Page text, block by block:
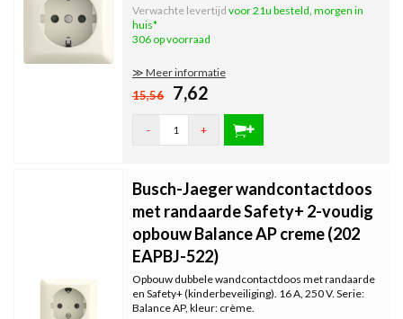
Verwachte levertijd voor 21u besteld, morgen in
huis*
306 op voorraad
≫ Meer informatie
15,56 7,62
- +
Busch-Jaeger wandcontactdoos
met randaarde Safety+ 2-voudig
opbouw Balance AP creme (202
EAPBJ-522)
Opbouw dubbele wandcontactdoos met randaarde
en Safety+ (kinderbeveiliging). 16 A, 250 V. Serie:
Balance AP, kleur: crème.